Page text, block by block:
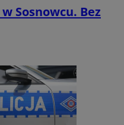
Sosnowcu. Bez